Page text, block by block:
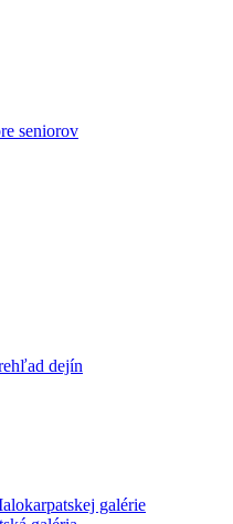
seniorov
dejín
galérie